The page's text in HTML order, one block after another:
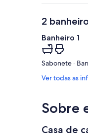
2
Banheiro 1
Sabonete ·
Ver todas as
Sobre
Casa de